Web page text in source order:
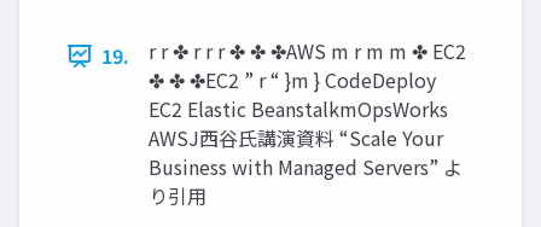
19.
r r ✤ r r r ✤ ✤ ✤AWS m r m m ✤ EC2
✤ ✤ ✤EC2 ” r “ }m } CodeDeploy
EC2 Elastic BeanstalkmOpsWorks
AWSJ西谷氏講演資料 “Scale Your
Business with Managed Servers” よ
り引用